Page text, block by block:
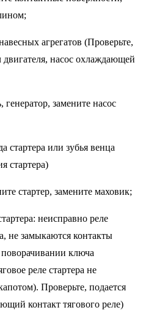
агрегатов (Проверьте,
насос охлаждающей
замените насос
или зубья венца
стартера)
стартер, замените маховик;
неисправно реле
не замыкаются контакты
ключа
реле стартера не
Проверьте, подается
контакт тягового реле)